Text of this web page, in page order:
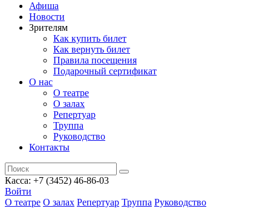
Афиша
Новости
Зрителям
Как купить билет
Как вернуть билет
Правила посещения
Подарочный сертификат
О нас
О театре
О залах
Репертуар
Труппа
Руководство
Контакты
Касса: +7 (3452) 46-86-03
Войти
О театре О залах Репертуар Труппа Руководство